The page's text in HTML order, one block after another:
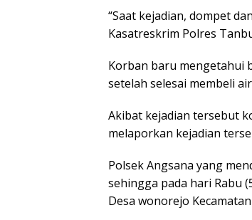
“Saat kejadian, dompet
Kasatreskrim Polres
Korban baru mengetahui
setelah selesai membeli
Akibat kejadian tersebut
melaporkan kejadian
Polsek Angsana yang
sehingga pada hari Rabu
Desa wonorejo